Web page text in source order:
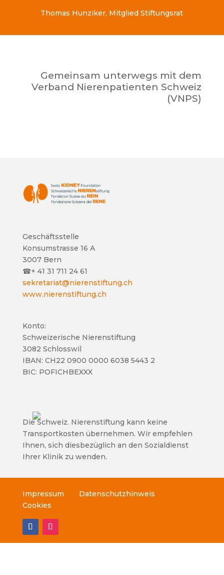
Thomas Hunziker, Mitglied Stiftungsrat
Gemeinsam unterwegs mit dem
Verband Nierenpatienten Schweiz
(VNPS)
Geschäftsstelle
Konsumstrasse 16 A
3007 Bern
☎+ 41 31 711 24 61
sekretariat@nierenstiftung.ch
www.nierenstiftung.ch
Konto:
Schweizerische Nierenstiftung
3082 Schlosswil
IBAN: CH22 0900 0000 6038 5443 2
BIC: POFICHBEXXX
Die Schweiz. Nierenstiftung kann keine
Transportkosten übernehmen. Wir empfehlen
Ihnen, sich diesbezüglich an den Sozialdienst
Ihrer Klinik zu wenden.
Impressum
Datenschutzhinweis
Cookies